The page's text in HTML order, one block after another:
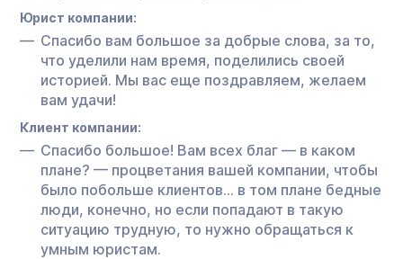
Юрист компании:
Спасибо вам большое за добрые слова, за то,
что уделили нам время, поделились своей
историей. Мы вас еще поздравляем, желаем
вам удачи!
Клиент компании:
Спасибо большое! Вам всех благ — в каком
плане? — процветания вашей компании, чтобы
было побольше клиентов… в том плане бедные
люди, конечно, но если попадают в такую
ситуацию трудную, то нужно обращаться к
умным юристам.